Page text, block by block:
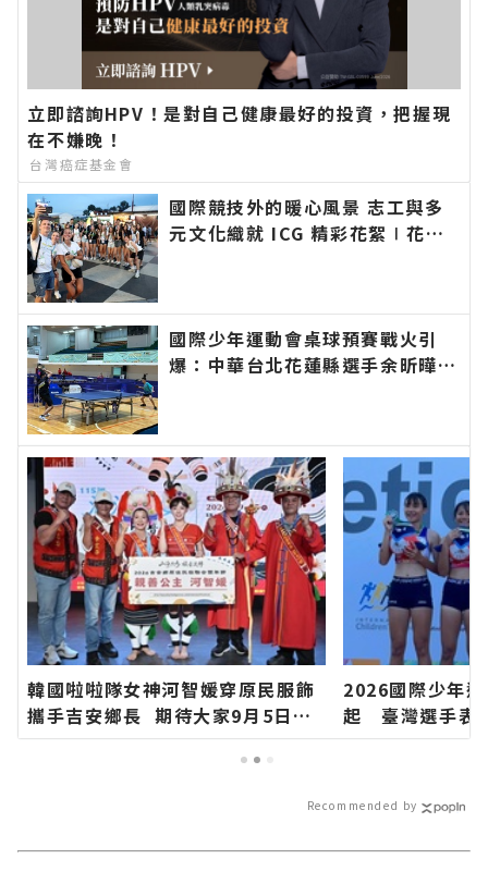
立即諮詢HPV！是對自己健康最好的投資，把握現
在不嫌晚！
台灣癌症基金會
國際競技外的暖心風景 志工與多
元文化織就 ICG 精彩花絮∣花蓮
訊！
國際少年運動會桌球預賽戰火引
爆：中華台北花蓮縣選手余昕曄、
各類新聞－最快速的今日新聞報導
最新的在地資訊！
韓國啦啦隊女神河智媛穿原民服飾
攜手吉安鄉長 期待大家9月5日參
加「山海共鳴•族音流轉」原住民
族聯合豐年節∣花蓮新聞網官方網
2026國際少年
起 臺灣選手表
花蓮新聞網官方
Recommended by